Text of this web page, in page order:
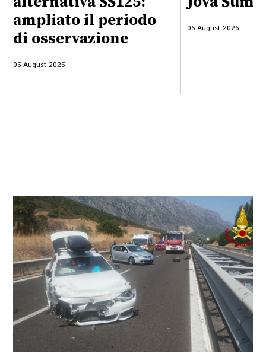
ampliato il periodo
di osservazione
06 August 2026
06 August 2026